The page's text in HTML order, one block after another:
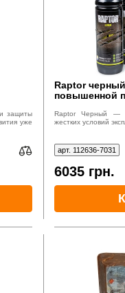
защиты
уже
Raptor
повышенной
Raptor Черный —
жестких условий
арт. 112636-7031
6035 грн.